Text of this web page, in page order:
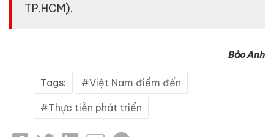
TP.HCM).
Bảo Anh
Tags: Việt Nam điểm đến
Thực tiễn phát triển